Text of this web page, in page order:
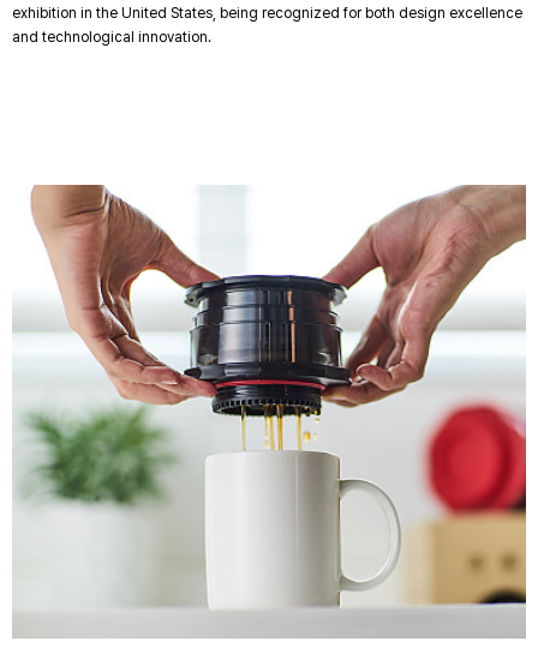
exhibition in the United States, being recognized for both design excellence
and technological innovation.